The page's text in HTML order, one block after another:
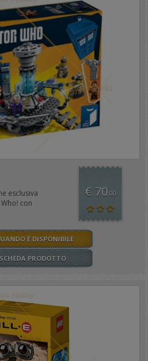
esclusiva
con
€ 70,00
È DISPONIBILE
PRODOTTO